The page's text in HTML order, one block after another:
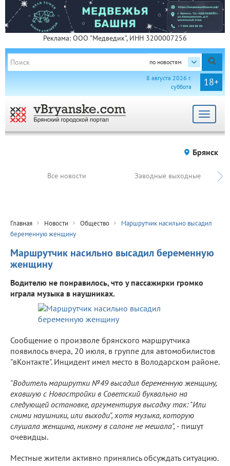
Реклама: ООО "Медведик", ИНН 3200007256
по новостям
18+
8 августа 2026 г.
суббота
Toggle
Брянск
Все новости Заводные выходные
Главная Новости Общество
Маршрутчик насильно высадил
беременную женщину
Маршрутчик насильно высадил беременную
женщину
Водителю не понравилось, что у пассажирки громко
играла музыка в наушниках.
Сообщение о произволе брянского маршрутчика
появилось вчера, 20 июля, в группе для автомобилистов
"вКонтакте". Инцидент имел место в Володарском районе.
"Водитель маршрутки №49 высадил беременную женщину,
ехавшую с Новостройки в Советский буквально на
следующей остановке, аргументируя высадку так: "Или
сними наушники, или выходи", хотя музыка, которую
слушала женщина, никому в салоне не мешала", - пишут
очевидцы.
Местные жители активно принялись обсуждать ситуацию.